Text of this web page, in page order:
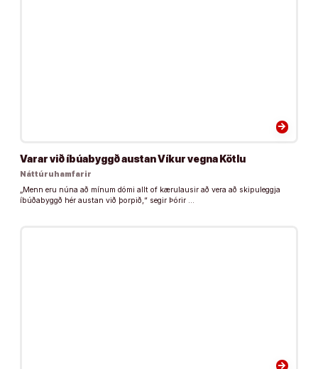
arrow_forward
Varar við íbúabyggð austan Víkur vegna Kötlu
Náttúruhamfarir
„Menn eru núna að mínum dómi allt of kærulausir að vera að skipuleggja
íbúðabyggð hér austan við þorpið,“ segir Þórir …
arrow_forward